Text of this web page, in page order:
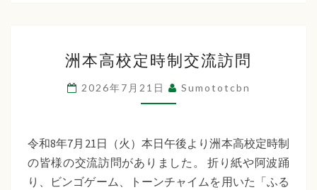
本
高
校
時
制
交
洲本高校定時制交流訪問
2026年7月21日 Sumototcbn
令和8年7月21日（火）本日午後より洲本高校定時制
の皆様の交流訪問がありました。 折り紙や阿波踊
り、ビンゴゲーム、トーンチャイムを用いた「ふる